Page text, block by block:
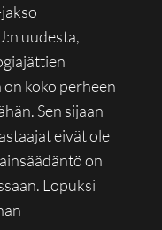
uudesta,
koko perheen
Sen sijaan
eivät ole
on
Lopuksi